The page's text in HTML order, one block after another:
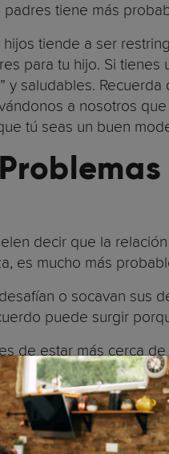
tiene más
tiende a ser
para tu hijo. Si
y saludables.
a nosotros
tú seas un buen
decir que la
es mucho más
o socavan sus
puede surgir
de estar más cerca
paternos. Esto
la vida de sus nietos.
para garantizar
relaciones de los